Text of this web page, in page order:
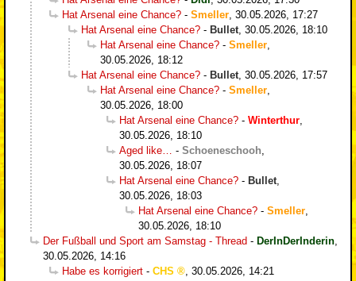
Hat Arsenal eine Chance? - Smeller 30.05.2026, 17:27
Hat Arsenal eine Chance? - Bullet 30.05.2026, 18:10
Hat Arsenal eine Chance? - Smeller
30.05.2026, 18:12
Hat Arsenal eine Chance? - Bullet 30.05.2026, 17:57
Hat Arsenal eine Chance? - Smeller
30.05.2026, 18:00
Hat Arsenal eine Chance? - Winterthur
30.05.2026, 18:10
Aged like…
- Schoeneschooh
30.05.2026, 18:07
Hat Arsenal eine Chance? - Bullet
30.05.2026, 18:03
Hat Arsenal eine Chance? - Smeller
30.05.2026, 18:10
Der Fußball und Sport am Samstag - Thread - DerInDerInderin
30.05.2026, 14:16
Habe es korrigiert - CHS 30.05.2026, 14:21